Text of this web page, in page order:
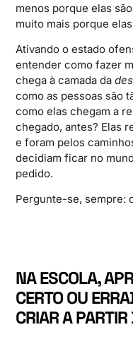
menos porque elas
muito mais porque
Ativando o estado
entender como fazer
chega à camada da
como as pessoas são
como elas chegam a
chegado, antes? Elas
e foram pelos
decidiam ficar no
pedido.
Pergunte-se, sempre:
NA ESCOLA,
CERTO OU
CRIAR A